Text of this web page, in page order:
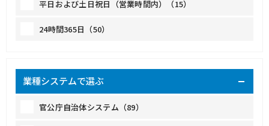
平日および土日祝日（営業時間内）（15）
24時間365日（50）
業種システムで選ぶ
官公庁自治体システム（89）